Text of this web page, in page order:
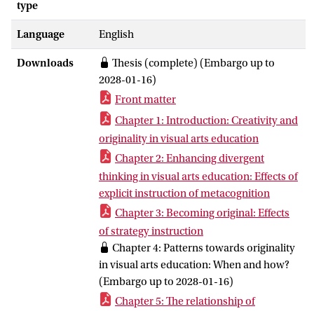
effectiviteit daarvan. Het bevorderen van
de creativiteit en originaliteit van
leerlingen zijn belangrijke doelstellingen
van beeldende vormgeving en ckv in het
voortgezet onderwijs. De kernvraag in de
dissertatie is daarom:
docenten bij beeldende vormgeving en ckv
hun leerlingen ondersteunen bij het
ontwikkelen van hun creativiteit en
originaliteit?'
. Divergent denken is
cruciaal bij het maken van creatieve
beeldende producten en het is een
indicator van creativiteit. In het eerste deel
van deze dissertatie worden de effecten
van twee versies van een
instructieontwerp gerapporteerd. Deze
lessen moesten het divergente denken
bevorderen, door expliciete
type
Language English
Downloads
Thesis (complete) (Embargo up to
2028-01-16)
Front matter
Chapter 1: Introduction: Creativity and
originality in visual arts education
Chapter 2: Enhancing divergent
thinking in visual arts education: Effects of
explicit instruction of metacognition
Chapter 3: Becoming original: Effects
of strategy instruction
Chapter 4: Patterns towards originality
in visual arts education: When and how?
(Embargo up to 2028-01-16)
Chapter 5: The relationship of